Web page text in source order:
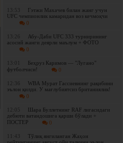
13:53
Гэтжи Махачев билан жанг учун
UFC чемпионлик камаридан воз кечмоқчи
0
13:26
Абу-Даби UFC 333 турнирининг
асосий жанги деярли маълум + ФОТО
0
13:01
Беҳруз Каримов — "Лугано"
футболчиси!
0
12:36
WBА Мурат Гассиевнинг рақибини
эълон қилди. У мағлубиятсиз британиялик!
0
12:05
Шара Буллетнинг RAF лигасидаги
дебюти ватандошига қарши бўлади +
ПОСТЕР
0
11:43
Tўлиқ янгиланган Жаҳон